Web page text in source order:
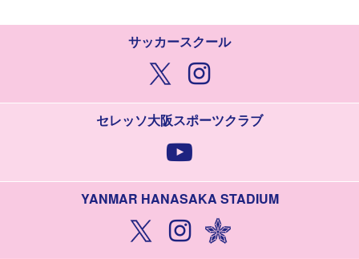
サッカースクール
セレッソ大阪スポーツクラブ
YANMAR HANASAKA STADIUM